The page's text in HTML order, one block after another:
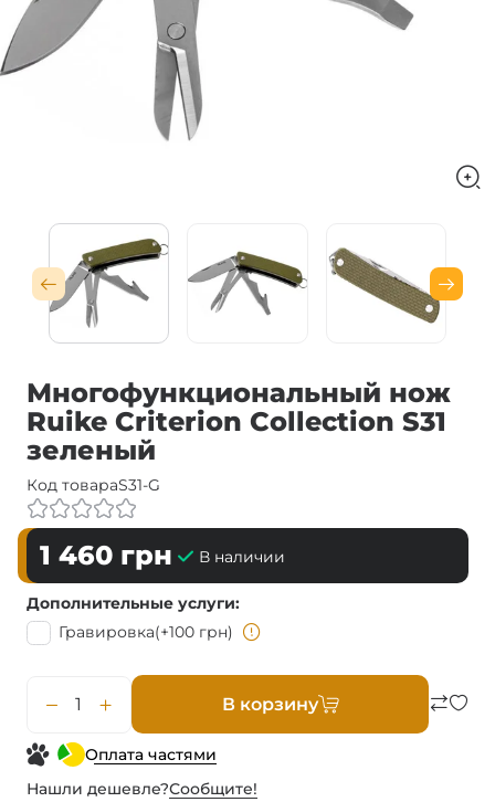
Многофункциональный нож
Ruike Criterion Collection S31
зеленый
Код товараS31-G
1 460 грн В наличии
Дополнительные услуги
Гравировка(+100 грн)
В корзину
Оплата частями
Нашли дешевле?Сообщите!